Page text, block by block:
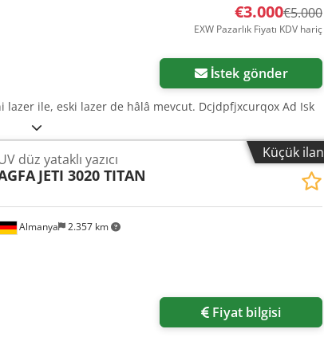
€3.000€5.000
EXW Pazarlık Fiyatı KDV hariç
İstek gönder
lazer ile, eski lazer de hâlâ mevcut. Dcjdpfjxcurqox Ad Isk
Küçük ilan
Almanya 2.357 km
düz yataklı yazıcı
JETI 3020 TITAN
Fiyat bilgisi